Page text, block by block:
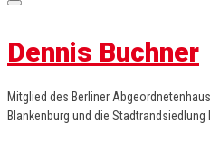
Dennis Buchner
Mitglied des Berliner
Blankenburg und die